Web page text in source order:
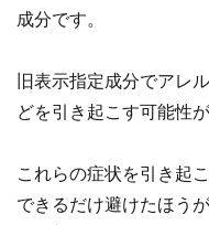
成分です。
旧表示指定成分でアレ
どを引き起こす可能性
これらの症状を引き起
できるだけ避けたほう